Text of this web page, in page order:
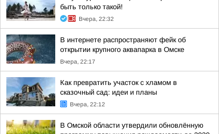
быть только такой!
Вчера, 22:32
В интернете распространяют фейк об
открытии крупного аквапарка в Омске
Вчера, 22:17
Как превратить участок с хламом в
сказочный сад: идеи и планы
Вчера, 22:12
В Омской области утвердили обновлённую